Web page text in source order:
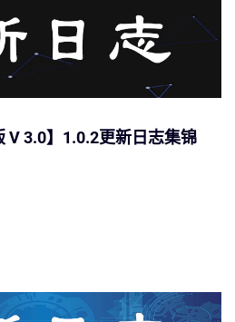
V 3.0】1.0.2更新日志集锦